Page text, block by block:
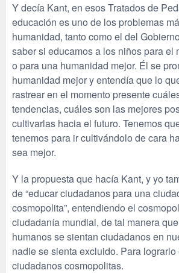
Y decía Kant, en esos Tratados de
educación es uno de los problemas
humanidad, tanto como el del
saber si educamos a los niños para el
o para una humanidad mejor. Él se
humanidad mejor y entendía que lo
rastrear en el momento presente
tendencias, cuáles son las mejores
cultivarlas hacia el futuro. Tenemos
tenemos para ir cultivándolo de cara
sea mejor.
Y la propuesta que hacía Kant, y yo
de “educar ciudadanos para una
cosmopolita”, entendiendo el
ciudadanía mundial, de tal manera
humanos se sientan ciudadanos en
nadie se sienta excluido. Para
ciudadanos cosmopolitas.